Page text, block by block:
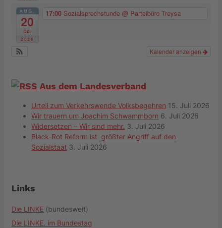
AUG.
20
Do.
2026
17:00 Sozialsprechstunde @ Parteibüro Treysa
Kalender anzeigen
Aus dem Landesverband
Urteil zum Verkehrswende Volksbegehren 15. Juli 2026
Wir trauern um Joachim Schwammborn 6. Juli 2026
Widersetzen – Wir sind mehr. 3. Juli 2026
Black-Rot Reform ist größter Angriff auf den
Sozialstaat 3. Juli 2026
Links
Die LINKE (bundesweit)
Die LINKE. im Bundestag